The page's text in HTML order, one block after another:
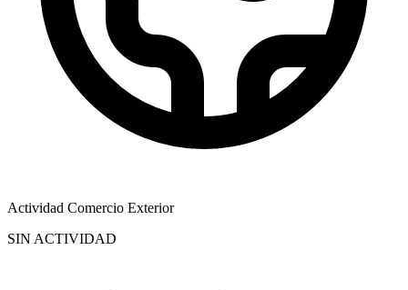
Actividad Comercio Exterior
SIN ACTIVIDAD